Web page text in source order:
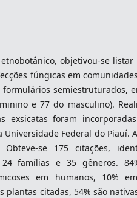
objetivou-se
fúngicas em
semiestruturados,
e 77 do masculino).
exsicatas foram
Universidade Federal do Piauí.
Obteve-se 175 citações,
famílias e 35 gêneros.
em humanos, 10%
plantas citadas, 54% são